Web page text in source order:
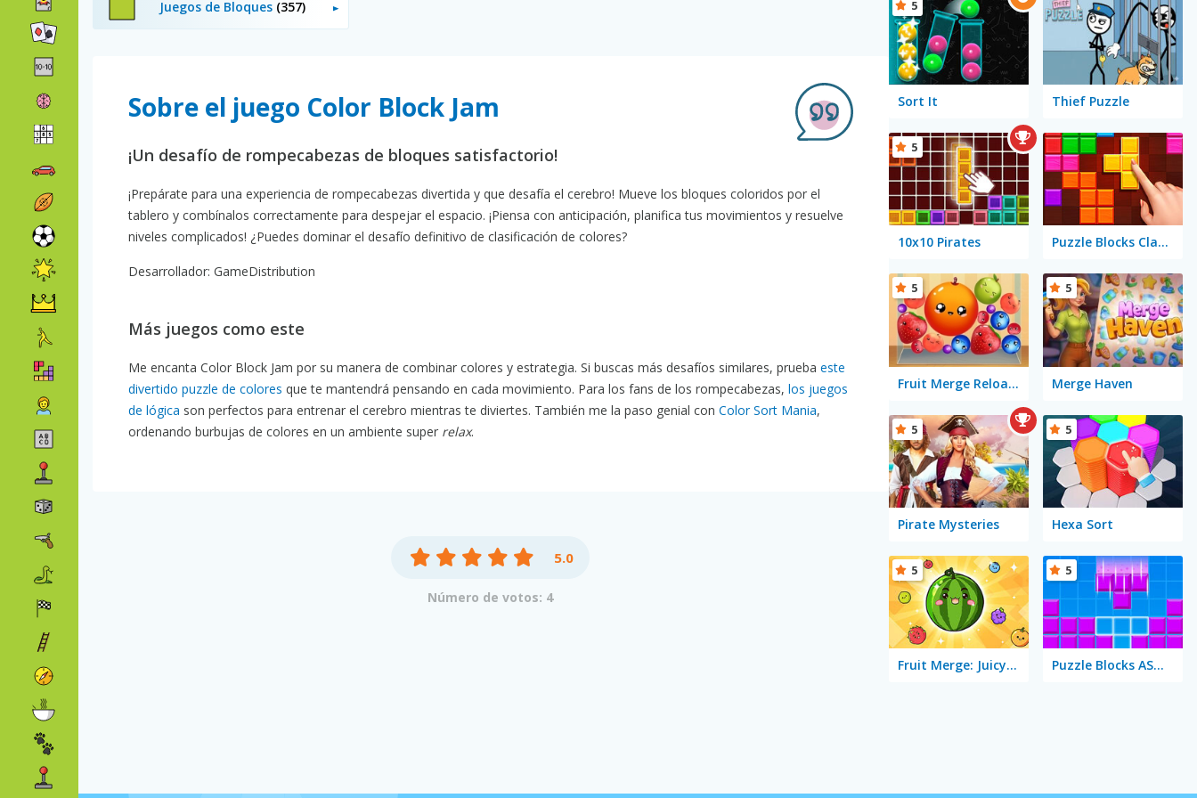
Juegos de Bloques (357)
Sobre el juego Color Block Jam
¡Un desafío de rompecabezas de bloques satisfactorio!
¡Prepárate para una experiencia de rompecabezas divertida y que desafía el cerebro! Mueve los bloques coloridos por el
tablero y combínalos correctamente para despejar el espacio. ¡Piensa con anticipación, planifica tus movimientos y resuelve
niveles complicados! ¿Puedes dominar el desafío definitivo de clasificación de colores?
Desarrollador: GameDistribution
Más juegos como este
Me encanta Color Block Jam por su manera de combinar colores y estrategia. Si buscas más desafíos similares, prueba este
divertido puzzle de colores que te mantendrá pensando en cada movimiento. Para los fans de los rompecabezas, los juegos
de lógica son perfectos para entrenar el cerebro mientras te diviertes. También me la paso genial con Color Sort Mania,
ordenando burbujas de colores en un ambiente super relax.
5.0
Número de votos: 4
Sort It
5
Thief Puzzle
10x10 Pirates
5
Puzzle Blocks Classic
Fruit Merge Reloaded
5
Merge Haven
5
Pirate Mysteries
5
Hexa Sort
5
Fruit Merge: Juicy Drop Game
5
Puzzle Blocks ASMR Match
5